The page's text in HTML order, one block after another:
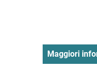
Maggiori